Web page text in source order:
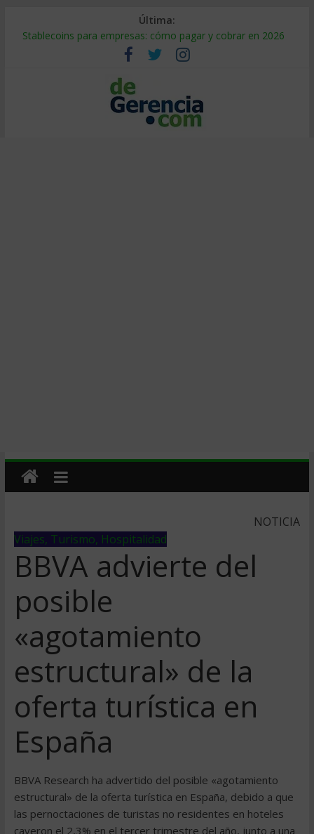
Última:
Stablecoins para empresas: cómo pagar y cobrar en 2026
Despido silencioso: qué es y por qué sale tan caro
IA en selección de personal: cómo auditarla a tiempo
Trabajo forzoso en la cadena de suministro: qué hacer
Mercado hispano de EE. UU.: cómo segmentarlo y venderle
NOTICIA
Viajes, Turismo, Hospitalidad
BBVA advierte del
posible
«agotamiento
estructural» de la
oferta turística en
España
BBVA Research ha advertido del posible «agotamiento
estructural» de la oferta turística en España, debido a que
las pernoctaciones de turistas no residentes en hoteles
cayeron el 2,3% en el tercer trimestre del año, junto a una